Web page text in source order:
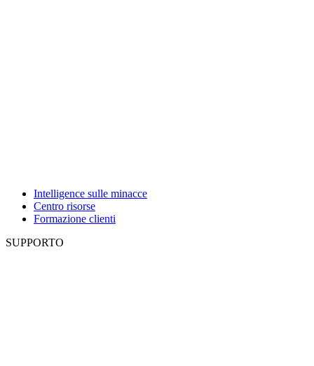
Intelligence sulle minacce
Centro risorse
Formazione clienti
SUPPORTO